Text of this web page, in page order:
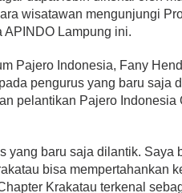
wisatawan mengunjungi
APINDO Lampung ini.
Pajero Indonesia, Fany
pengurus yang baru saja
pelantikan Pajero Indonesia
yang baru saja dilantik. Saya
bisa mempertahankan
Krakatau terkenal